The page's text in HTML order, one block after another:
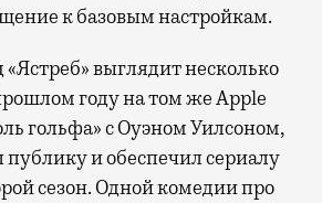
к базовым настройкам.
выглядит несколько
году на том же Apple
гольфа» с Оуэном Уилсоном,
публику и обеспечил сериалу
сезон. Одной комедии про